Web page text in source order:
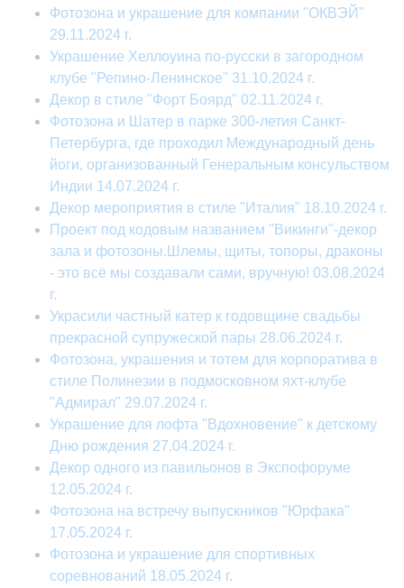
Фотозона и украшение для компании "ОКВЭЙ"
29.11.2024 г.
Украшение Хеллоуина по-русски в загородном
клубе "Репино-Ленинское" 31.10.2024 г.
Декор в стиле "Форт Боярд" 02.11.2024 г.
Фотозона и Шатер в парке 300-летия Санкт-
Петербурга, где проходил Международный день
йоги, организованный Генеральным консульством
Индии 14.07.2024 г.
Декор мероприятия в стиле "Италия" 18.10.2024 г.
Проект под кодовым названием "Викинги"-декор
зала и фотозоны.Шлемы, щиты, топоры, драконы
- это всё мы создавали сами, вручную! 03.08.2024
г.
Украсили частный катер к годовщине свадьбы
прекрасной супружеской пары 28.06.2024 г.
Фотозона, украшения и тотем для корпоратива в
стиле Полинезии в подмосковном яхт-клубе
"Адмирал" 29.07.2024 г.
Украшение для лофта "Вдохновение" к детскому
Дню рождения 27.04.2024 г.
Декор одного из павильонов в Экспофоруме
12.05.2024 г.
Фотозона на встречу выпускников "Юрфака"
17.05.2024 г.
Фотозона и украшение для спортивных
соревнований 18.05.2024 г.